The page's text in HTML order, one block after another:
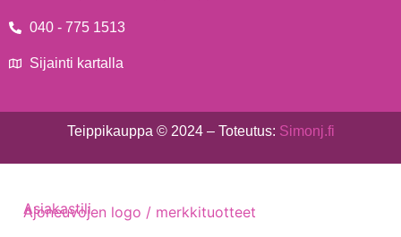
040 - 775 1513
Sijainti kartalla
Teippikauppa © 2024 – Toteutus: Simonj.fi
Ajoneuvojen logo / merkkituotteet
Asiakastili